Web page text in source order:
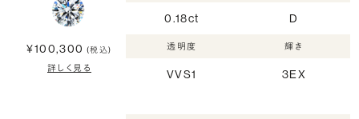
¥100,300 (税込)
詳しく見る
0.18ct D
透明度
VVS1
輝き
3EX